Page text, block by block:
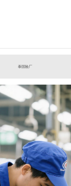
泰国验厂